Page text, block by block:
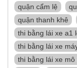
quận cẩm lệ
quận thanh khê
thi bằng lái xe a1
thi bằng lái xe
thi bằng lái xe mô